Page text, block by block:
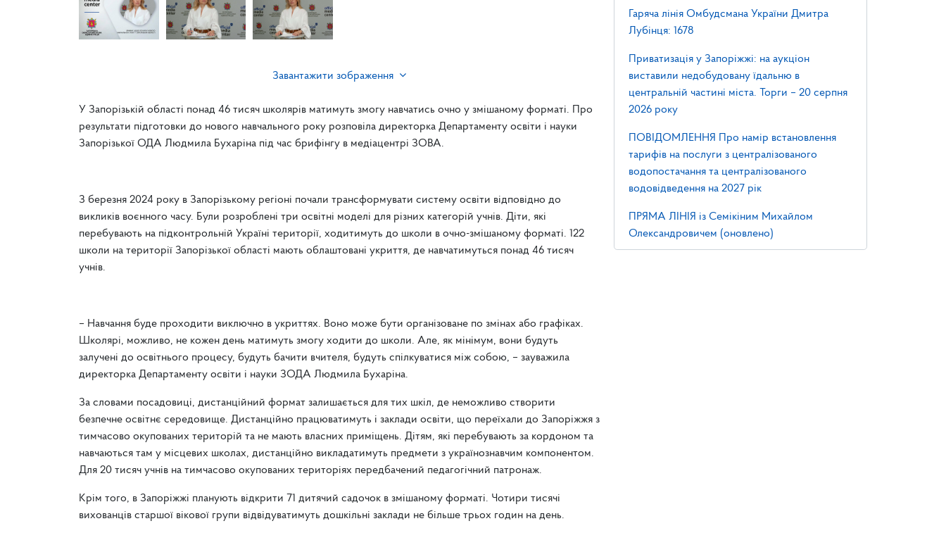
Завантажити зображення
У Запорізькій області понад 46 тисяч школярів матимуть змогу навчатись очно у змішаному форматі. Про
результати підготовки до нового навчального року розповіла директорка Департаменту освіти і науки
Запорізької ОДА Людмила Бухаріна під час брифінгу в медіацентрі ЗОВА.
З березня 2024 року в Запорізькому регіоні почали трансформувати систему освіти відповідно до
викликів воєнного часу. Були розроблені три освітні моделі для різних категорій учнів. Діти, які
перебувають на підконтрольній Україні території, ходитимуть до школи в очно-змішаному форматі. 122
школи на території Запорізької області мають облаштовані укриття, де навчатимуться понад 46 тисяч
учнів.
– Навчання буде проходити виключно в укриттях. Воно може бути організоване по змінах або графіках.
Школярі, можливо, не кожен день матимуть змогу ходити до школи. Але, як мінімум, вони будуть
залучені до освітнього процесу, будуть бачити вчителя, будуть спілкуватися між собою, – зауважила
директорка Департаменту освіти і науки ЗОДА Людмила Бухаріна.
За словами посадовиці, дистанційний формат залишається для тих шкіл, де неможливо створити
безпечне освітнє середовище. Дистанційно працюватимуть і заклади освіти, що переїхали до Запоріжжя з
тимчасово окупованих територій та не мають власних приміщень. Дітям, які перебувають за кордоном та
навчаються там у місцевих школах, дистанційно викладатимуть предмети з українознавчим компонентом.
Для 20 тисяч учнів на тимчасово окупованих територіях передбачений педагогічний патронаж.
Крім того, в Запоріжжі планують відкрити 71 дитячий садочок в змішаному форматі. Чотири тисячі
вихованців старшої вікової групи відвідуватимуть дошкільні заклади не більше трьох годин на день.
Гаряча лінія Омбудсмана України Дмитра
Лубінця: 1678
Приватизація у Запоріжжі: на аукціон
виставили недобудовану їдальню в
центральній частині міста. Торги – 20 серпня
2026 року
ПОВІДОМЛЕННЯ Про намір встановлення
тарифів на послуги з централізованого
водопостачання та централізованого
водовідведення на 2027 рік
ПРЯМА ЛІНІЯ із Семікіним Михайлом
Олександровичем (оновлено)